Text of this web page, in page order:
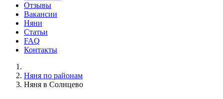
Отзывы
Вакансии
Няни
Статьи
FAQ
Контакты
Няня по районам
Няня в Солнцево